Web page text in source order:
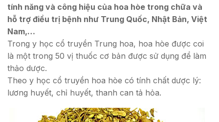
tính năng và công hiệu của hoa hòe trong chữa và
hỗ trợ điều trị bệnh như Trung Quốc, Nhật Bản, Việt
Nam,…
Trong y học cổ truyền Trung hoa, hoa hòe được coi
là một trong 50 vị thuốc cơ bản được sử dụng để làm
thảo dược.
Theo y học cổ truyền hoa hòe có tính chất dược lý:
lương huyết, chỉ huyết, thanh can tả hỏa.